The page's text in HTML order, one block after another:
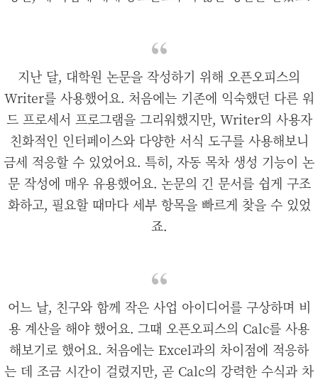
지난 달, 대학원 논문을 작성하기 위해 오픈오피스의
Writer를 사용했어요. 처음에는 기존에 익숙했던 다른 워
드 프로세서 프로그램을 그리워했지만, Writer의 사용자
친화적인 인터페이스와 다양한 서식 도구를 사용해보니
금세 적응할 수 있었어요. 특히, 자동 목차 생성 기능이 논
문 작성에 매우 유용했어요. 논문의 긴 문서를 쉽게 구조
화하고, 필요할 때마다 세부 항목을 빠르게 찾을 수 있었
죠.
어느 날, 친구와 함께 작은 사업 아이디어를 구상하며 비
용 계산을 해야 했어요. 그때 오픈오피스의 Calc를 사용
해보기로 했어요. 처음에는 Excel과의 차이점에 적응하
는 데 조금 시간이 걸렸지만, 곧 Calc의 강력한 수식과 차